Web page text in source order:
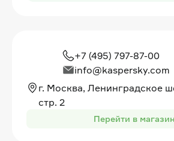
+7 (495) 797-87-00
info@kaspersky.com
г. Москва, Ленинградское
стр. 2
Перейти в магазин